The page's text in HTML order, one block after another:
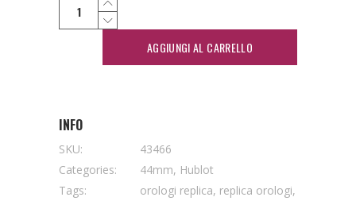
AGGIUNGI AL CARRELLO
INFO
SKU:
43466
Categories:
44mm, Hublot
Tags:
orologi replica, replica orologi,